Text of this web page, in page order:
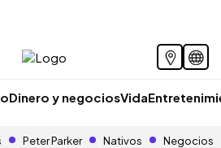
Dinero y negociosVida
Peter Parker Nativos Negocios